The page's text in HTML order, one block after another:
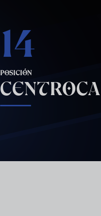
14
POSICIÓN